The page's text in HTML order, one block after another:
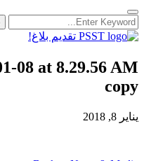
تقديم بلاغ!
08 at 8.29.56 AM
copy
يناير 8, 2018